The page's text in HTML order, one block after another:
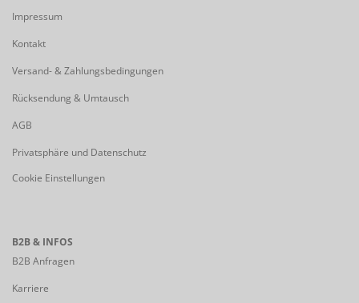
Impressum
Kontakt
Versand- & Zahlungsbedingungen
Rücksendung & Umtausch
AGB
Privatsphäre und Datenschutz
Cookie Einstellungen
B2B & INFOS
B2B Anfragen
Karriere